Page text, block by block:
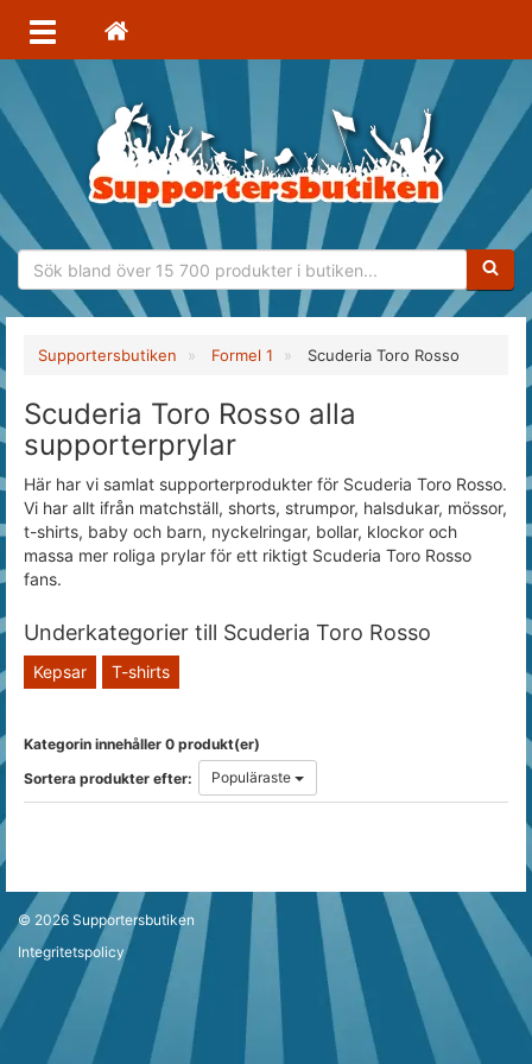
Supportersbutiken Formel 1 Scuderia Toro Rosso
Scuderia Toro Rosso alla
supporterprylar
Här har vi samlat supporterprodukter för Scuderia Toro Rosso.
Vi har allt ifrån matchställ, shorts, strumpor, halsdukar, mössor,
t-shirts, baby och barn, nyckelringar, bollar, klockor och
massa mer roliga prylar för ett riktigt Scuderia Toro Rosso
fans.
Underkategorier till Scuderia Toro Rosso
Kepsar T-shirts
Kategorin innehåller 0 produkt(er)
Sortera produkter efter:
Populäraste
© 2026 Supportersbutiken
Integritetspolicy